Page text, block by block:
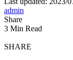
admin
Share
3 Min Read
SHARE